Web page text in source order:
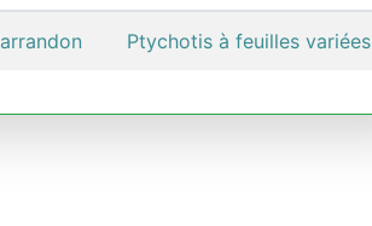
Ptychotis à feuilles variées